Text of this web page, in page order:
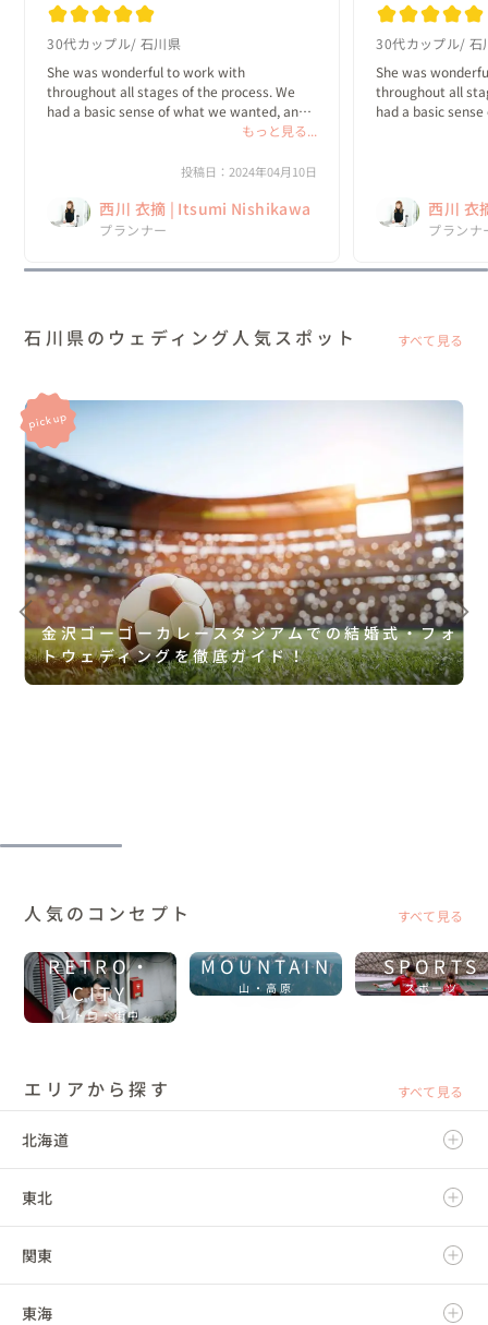
wedding!
30代カップル 石川県
She was wonderful to work with
throughout all stages of the process. We
had a basic sense of what we wanted, and
Itsumi helped us develop a plan that was
so many specific details that we never
もっと見る...
投稿日：2024年04月10日
西川 衣摘 | Itsumi Nishikawa
プランナー
wedding!
30代カップル 石
She was
throughout all
had a basic
西川
プランナ
石川県のウェディング人気スポット すべて見る
金沢ゴーゴーカレースタジアムでの結婚式・フォ
トウェディングを徹底ガイド！
人気のコンセプト すべて見る
RETRO・
CITY
レトロ・街中
MOUNTAIN
山・高原
SPORTS
スポーツ
エリアから探す すべて見る
北海道
北海道
東北
青森県
岩手県
関東
茨城県
東海